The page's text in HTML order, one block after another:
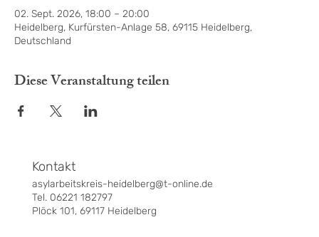
02. Sept. 2026, 18:00 – 20:00
Heidelberg, Kurfürsten-Anlage 58, 69115 Heidelberg,
Deutschland
Diese Veranstaltung teilen
asylarbeitskreis-heidelberg@t-online.de
Tel. 06221 182797
Plöck 101, 69117 Heidelberg
Kontakt